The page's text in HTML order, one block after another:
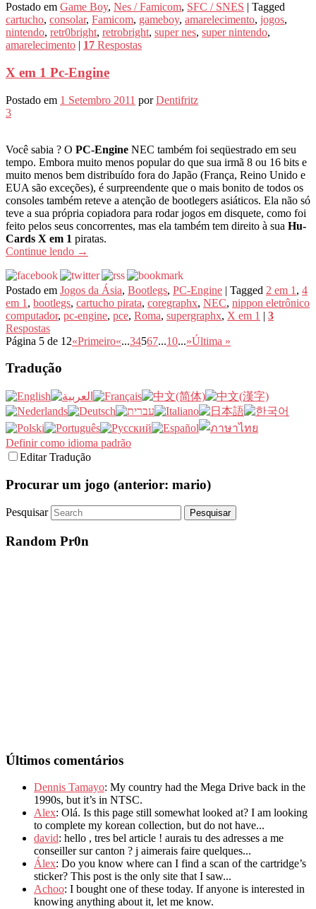
Postado em Game Boy, Nes / Famicom, SFC / SNES | Tagged
cartucho, consolar, Famicom, gameboy, amarelecimento, jogos,
nintendo, retr0bright, retrobright, super nes, super nintendo,
amarelecimento | 17 Respostas
X em 1 Pc-Engine
Postado em 1 Setembro 2011 porDentifritz
3
Você sabia ? O PC-Engine NEC também foi seqüestrado em seu
tempo. Embora muito menos popular do que sua irmã 8 ou 16 bits e
muito menos bem distribuído fora do Japão (França, Reino Unido e
EUA são exceções), é surpreendente que o mais bonito de todos os
consoles também reteve a atenção de bootlegers asiáticos. Ela não só
teve a sua própria copiadora para rodar jogos em disquete, como foi
feito pelos seus concorrentes, mas ela também tem direito à sua Hu-
Cards X em 1 piratas.
Continue lendo →
Postado em Jogos da Ásia, Bootlegs, PC-Engine | Tagged 2 em 1 , 4
em 1 , bootlegs, cartucho pirata, coregraphx, NEC, nippon eletrônico
computador, pc-engine, pce, Roma, supergraphx, X em 1 | 3
Respostas
Página 5 de 12«Primeiro«...34567...10...»Última »
Tradução
Definir como idioma padrão
Editar Tradução
Procurar um jogo (anterior: mario)
Pesquisar
Random Pr0n
Últimos comentários
Dennis Tamayo: My country had the Mega Drive back in the
1990s, but it’s in NTSC.
Alex: Olá. Is this page still somewhat looked at? I am looking
to complete my korean collection, but do not have...
david: hello , tres bel article ! aurais tu des adresses a me
conseiller sur canton ? j aimerais faire quelques...
Álex: Do you know where can I find a scan of the cartridge’s
sticker? This post is the only site that I saw...
Achoo: I bought one of these today. If anyone is interested in
knowing anything about it, let me know.